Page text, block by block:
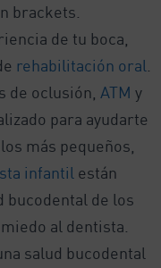
brackets.
de tu boca,
rehabilitación oral
de oclusión, ATM y
para ayudarte
más pequeños,
infantil están
bucodental de los
al dentista.
salud bucodental